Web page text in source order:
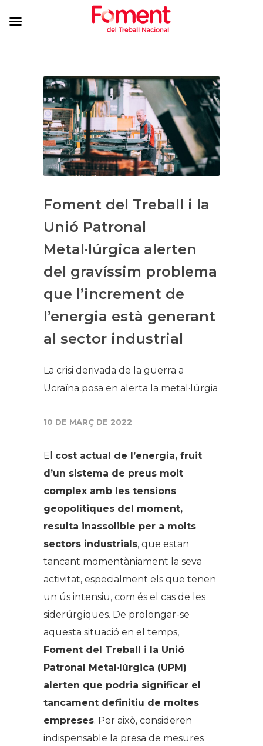
Foment del Treball i la
Unió Patronal
Metal·lúrgica alerten
del gravíssim problema
que l’increment de
l’energia està generant
al sector industrial
La crisi derivada de la guerra a
Ucraïna posa en alerta la metal·lúrgia
10 DE MARÇ DE 2022
El cost actual de l’energia, fruit
d’un sistema de preus molt
complex amb les tensions
geopolítiques del moment,
resulta inassolible per a molts
sectors industrials, que estan
tancant momentàniament la seva
activitat, especialment els que tenen
un ús intensiu, com és el cas de les
siderúrgiques. De prolongar-se
aquesta situació en el temps,
Foment del Treball i la Unió
Patronal Metal·lúrgica (UPM)
alerten que podria significar el
tancament definitiu de moltes
empreses. Per això, consideren
indispensable la presa de mesures